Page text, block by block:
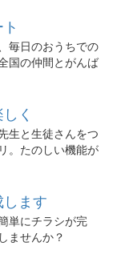
毎日のおうちでの
国の仲間とがんば
く
生と生徒さんをつ
。たのしい機能が
ます
単にチラシが完
ませんか？